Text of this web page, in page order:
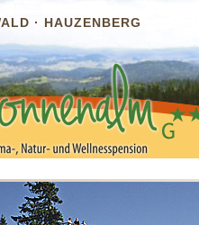
· HAUZENBERG